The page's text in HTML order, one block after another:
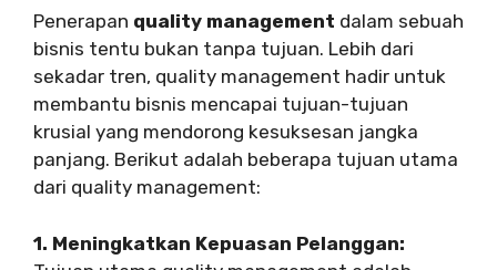
Penerapan quality management dalam sebuah
bisnis tentu bukan tanpa tujuan. Lebih dari
sekadar tren, quality management hadir untuk
membantu bisnis mencapai tujuan-tujuan
krusial yang mendorong kesuksesan jangka
panjang. Berikut adalah beberapa tujuan utama
dari quality management:
1. Meningkatkan Kepuasan Pelanggan: